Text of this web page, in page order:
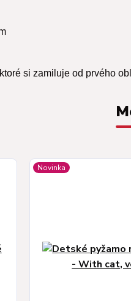
si zamiluje od prvého
Novinka